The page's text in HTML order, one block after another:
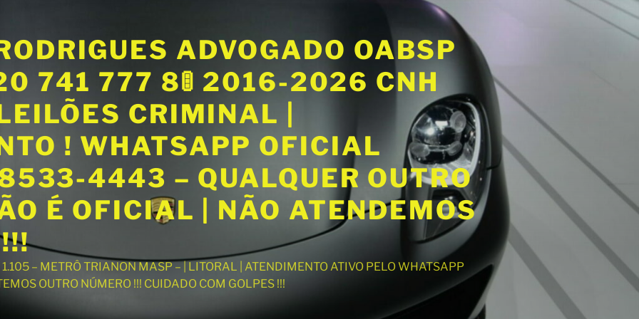
ADVOGADO OABSP
741 777 8🚦 2016-2026 CNH
CRIMINAL |
! WHATSAPP OFICIAL
4443 – QUALQUER OUTRO
É OFICIAL | NÃO ATENDEMOS
– METRÔ TRIANON MASP – | LITORAL | ATENDIMENTO ATIVO PELO WHATSAPP
OUTRO NÚMERO !!! CUIDADO COM GOLPES !!!